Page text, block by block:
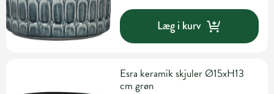
Læg i kurv
Esra keramik skjuler Ø15xH13
cm grøn